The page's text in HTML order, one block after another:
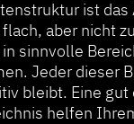
ist
aber nicht
sinnvolle
Jeder dieser
bleibt. Eine
helfen